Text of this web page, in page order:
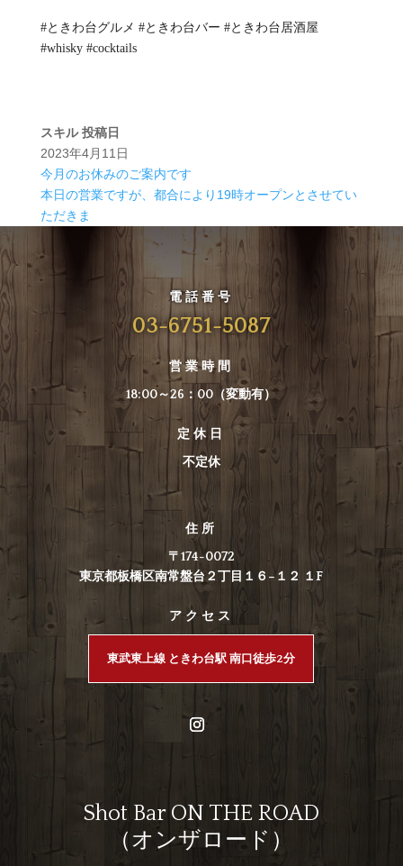
#ときわ台グルメ #ときわ台バー #ときわ台居酒屋
#whisky #cocktails
スキル 投稿日
2023年4月11日
今月のお休みのご案内です
本日の営業ですが、都合により19時オープンとさせてい
ただきま
電話番号
03-6751-5087
営業時間
18:00～26：00（変動有）
定休日
不定休
住所
〒174-0072
東京都板橋区南常盤台２丁目１６−１２ １F
アクセス
東武東上線 ときわ台駅 南口徒歩2分
Shot Bar ON THE ROAD
（オンザロード）